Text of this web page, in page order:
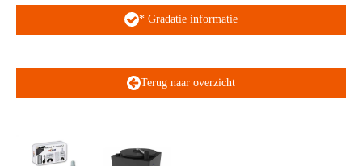
* Gradatie informatie
Terug naar overzicht